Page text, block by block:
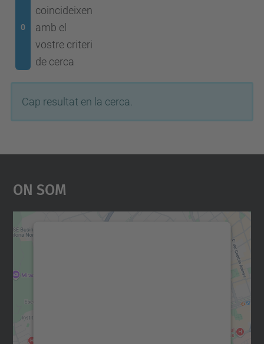
0
coincideixen
amb el
vostre criteri
de cerca
Cap resultat en la cerca.
On Som